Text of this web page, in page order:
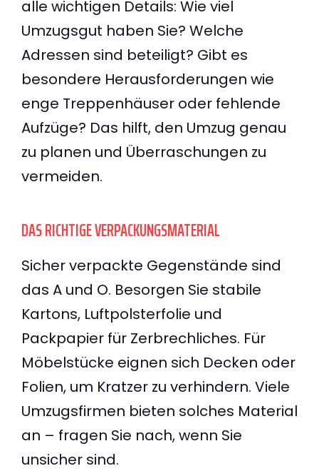
alle wichtigen Details: Wie viel
Umzugsgut haben Sie? Welche
Adressen sind beteiligt? Gibt es
besondere Herausforderungen wie
enge Treppenhäuser oder fehlende
Aufzüge? Das hilft, den Umzug genau
zu planen und Überraschungen zu
vermeiden.
DAS RICHTIGE VERPACKUNGSMATERIAL
Sicher verpackte Gegenstände sind
das A und O. Besorgen Sie stabile
Kartons, Luftpolsterfolie und
Packpapier für Zerbrechliches. Für
Möbelstücke eignen sich Decken oder
Folien, um Kratzer zu verhindern. Viele
Umzugsfirmen bieten solches Material
an – fragen Sie nach, wenn Sie
unsicher sind.